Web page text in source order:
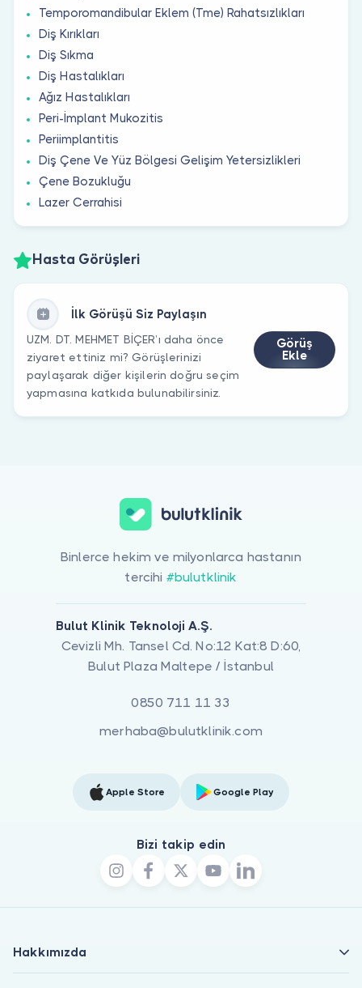
Temporomandibular Eklem (Tme) Rahatsızlıkları
Diş Kırıkları
Diş Sıkma
Diş Hastalıkları
Ağız Hastalıkları
Peri-İmplant Mukozitis
Periimplantitis
Diş Çene Ve Yüz Bölgesi Gelişim Yetersizlikleri
Çene Bozukluğu
Lazer Cerrahisi
Hasta Görüşleri
İlk Görüşü Siz Paylaşın
UZM. DT. MEHMET BİÇER’ı daha önce
ziyaret ettiniz mi? Görüşlerinizi
paylaşarak diğer kişilerin doğru seçim
yapmasına katkıda bulunabilirsiniz.
Görüş
Ekle
Binlerce hekim ve milyonlarca hastanın
tercihi #bulutklinik
Bulut Klinik Teknoloji A.Ş.
Cevizli Mh. Tansel Cd. No:12 Kat:8 D:60,
Bulut Plaza Maltepe / İstanbul
0850 711 11 33
merhaba@bulutklinik.com
Apple Store Google Play
Bizi takip edin
Hakkımızda